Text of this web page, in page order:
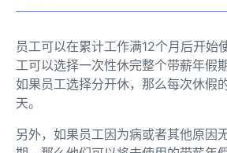
员工可以在累计工作满12个月后开始
工可以选择一次性休完整个带薪年假
如果员工选择分开休，那么每次休假
天。
另外，如果员工因为病或者其他原因